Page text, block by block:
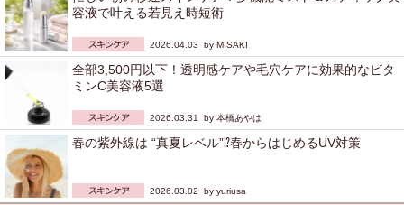
容液で叶える若見え時短術
2026.04.03 by MISAKI
全部3,500円以下！透明感ケアや毛穴ケアに効果的なビタ
ミンC美容液5選
2026.03.31 by 本橋あやは
春の紫外線は “真夏レベル”⁉︎春からはじめるUV対策
2026.03.02 by yuriusa